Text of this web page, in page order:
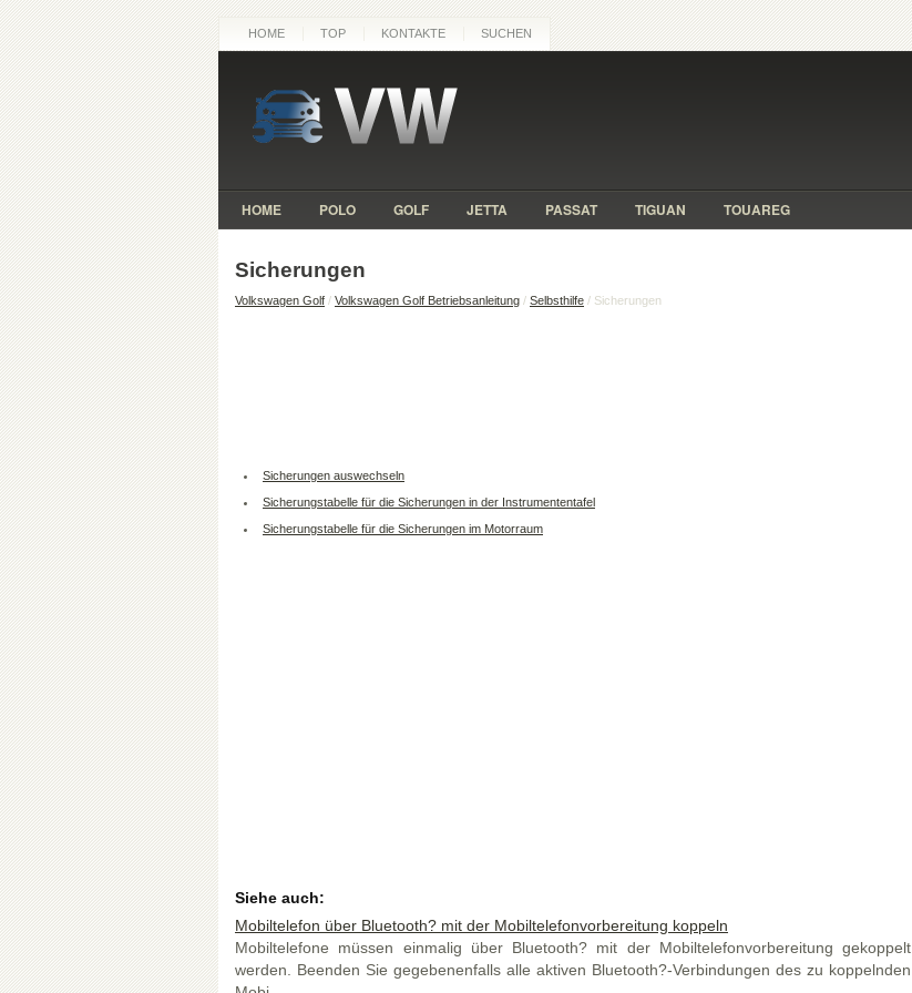
HOME TOP KONTAKTE SUCHEN
HOME POLO GOLF JETTA PASSAT TIGUAN TOUAREG
Sicherungen
Volkswagen Golf / Volkswagen Golf Betriebsanleitung / Selbsthilfe / Sicherungen
Sicherungen auswechseln
Sicherungstabelle für die Sicherungen in der Instrumententafel
Sicherungstabelle für die Sicherungen im Motorraum
Siehe auch:
Mobiltelefon über Bluetooth? mit der Mobiltelefonvorbereitung koppeln
Mobiltelefone müssen einmalig über Bluetooth? mit der Mobiltelefonvorbereitung gekoppelt
werden. Beenden Sie gegebenenfalls alle aktiven Bluetooth?-Verbindungen des zu koppelnden